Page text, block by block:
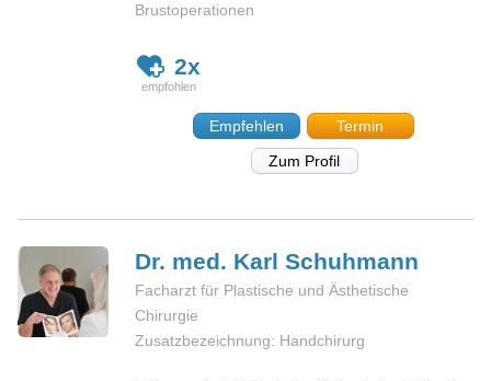
Brustoperationen
2x
Empfehlen
Termin
Zum Profil
Dr. med. KarlSchuhmann
Facharzt für Plastische und Ästhetische
Chirurgie
Zusatzbezeichnung: Handchirurg